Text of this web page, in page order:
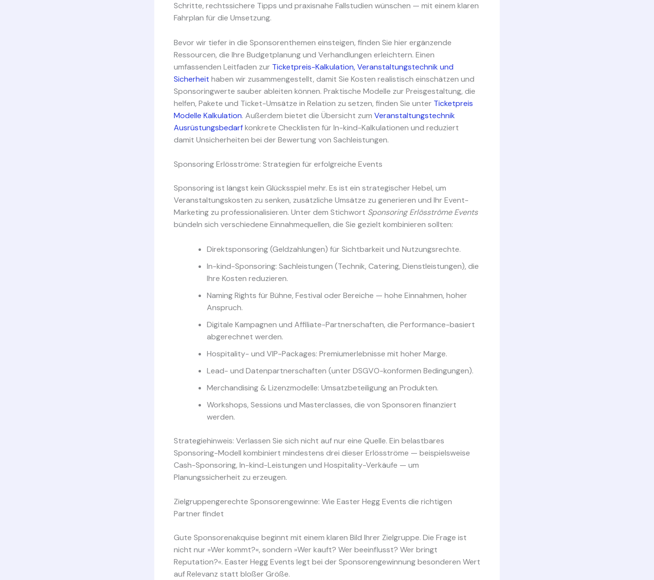
Schritte, rechtssichere Tipps und praxisnahe Fallstudien wünschen — mit einem klaren
Fahrplan für die Umsetzung.
Bevor wir tiefer in die Sponsorenthemen einsteigen, finden Sie hier ergänzende
Ressourcen, die Ihre Budgetplanung und Verhandlungen erleichtern. Einen
umfassenden Leitfaden zur Ticketpreis-Kalkulation, Veranstaltungstechnik und
Sicherheit haben wir zusammengestellt, damit Sie Kosten realistisch einschätzen und
Sponsoringwerte sauber ableiten können. Praktische Modelle zur Preisgestaltung, die
helfen, Pakete und Ticket-Umsätze in Relation zu setzen, finden Sie unter Ticketpreis
Modelle Kalkulation. Außerdem bietet die Übersicht zum Veranstaltungstechnik
Ausrüstungsbedarfkonkrete Checklisten für In-kind-Kalkulationen und reduziert
damit Unsicherheiten bei der Bewertung von Sachleistungen.
Sponsoring Erlösströme: Strategien für erfolgreiche Events
Sponsoring ist längst kein Glücksspiel mehr. Es ist ein strategischer Hebel, um
Veranstaltungskosten zu senken, zusätzliche Umsätze zu generieren und Ihr Event-
Marketing zu professionalisieren. Unter dem Stichwort Sponsoring Erlösströme Events
bündeln sich verschiedene Einnahmequellen, die Sie gezielt kombinieren sollten:
Direktsponsoring (Geldzahlungen) für Sichtbarkeit und Nutzungsrechte.
In-kind-Sponsoring: Sachleistungen (Technik, Catering, Dienstleistungen), die
Ihre Kosten reduzieren.
Naming Rights für Bühne, Festival oder Bereiche — hohe Einnahmen, hoher
Anspruch.
Digitale Kampagnen und Affiliate-Partnerschaften, die Performance-basiert
abgerechnet werden.
Hospitality- und VIP-Packages: Premiumerlebnisse mit hoher Marge.
Lead- und Datenpartnerschaften (unter DSGVO-konformen Bedingungen).
Merchandising & Lizenzmodelle: Umsatzbeteiligung an Produkten.
Workshops, Sessions und Masterclasses, die von Sponsoren finanziert
werden.
Strategiehinweis: Verlassen Sie sich nicht auf nur eine Quelle. Ein belastbares
Sponsoring-Modell kombiniert mindestens drei dieser Erlösströme — beispielsweise
Cash-Sponsoring, In-kind-Leistungen und Hospitality-Verkäufe — um
Planungssicherheit zu erzeugen.
Zielgruppengerechte Sponsorengewinne: Wie Easter Hegg Events die richtigen
Partner findet
Gute Sponsorenakquise beginnt mit einem klaren Bild Ihrer Zielgruppe. Die Frage ist
nicht nur »Wer kommt?«, sondern »Wer kauft? Wer beeinflusst? Wer bringt
Reputation?«. Easter Hegg Events legt bei der Sponsorengewinnung besonderen Wert
auf Relevanz statt bloßer Größe.